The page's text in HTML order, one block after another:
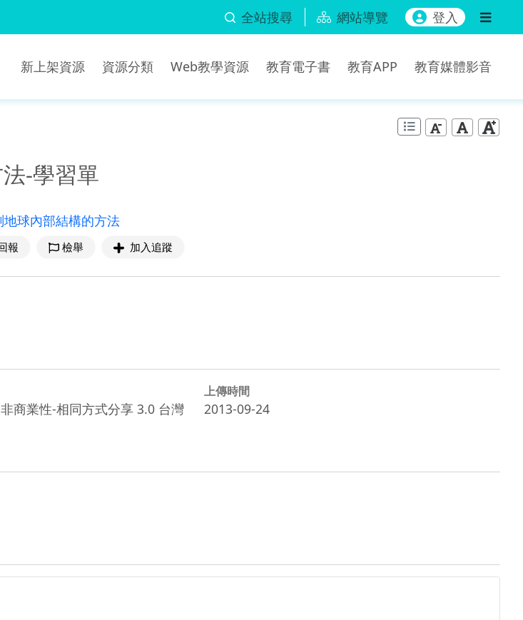
全站搜尋 網站導覽 登入
新上架資源 資源分類 Web教學資源 教育電子書 教育APP 教育媒體影音
-學習單
地球內部結構的方法
報 檢舉 加入追蹤
商業性-相同方式分享 3.0 台灣
上傳時間
2013-09-24